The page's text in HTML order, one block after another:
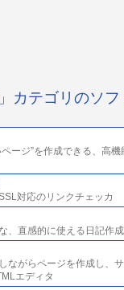
カテゴリのソ
ージ”を作成できる、高機
対応のリンクチェッカ
、直感的に使える日記作
ながらページを作成し、
エディタ